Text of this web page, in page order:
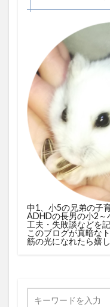
中1、小5の兄弟の子
ADHDの長男の小2～
工夫・失敗談などを
このブログが真暗な
筋の光になれたら嬉